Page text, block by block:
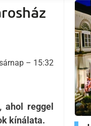
– 15:32
reggel
kínálata.